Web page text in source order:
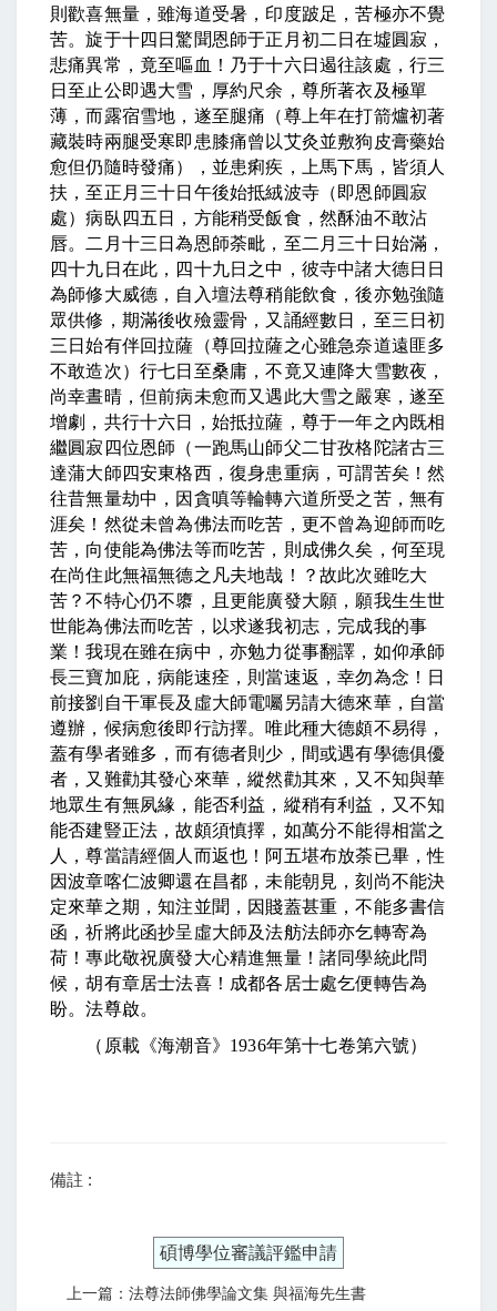
則歡喜無量，雖海道受暑，印度跛足，苦極亦不覺
苦。旋于十四日驚聞恩師于正月初二日在墟圓寂，
悲痛異常，竟至嘔血！乃于十六日遏往該處，行三
日至止公即遇大雪，厚約尺余，尊所著衣及極單
薄，而露宿雪地，遂至腿痛（尊上年在打箭爐初著
藏裝時兩腿受寒即患膝痛曾以艾灸並敷狗皮膏藥始
愈但仍隨時發痛），並患痢疾，上馬下馬，皆須人
扶，至正月三十日 午後始抵絨波寺（即恩師圓寂
處）病臥四五日，方能稍受飯食，然酥油不敢沾
唇。 二月十三日為恩師荼毗，至二月三十日始滿，
四十九日在此，四十九日之中，彼寺中諸大德日日
為師修大威德，自入壇法尊稍能飲食，後亦勉強隨
眾供修，期滿後收殮靈骨，又誦經數日，至三日初
三日始有伴回拉薩（尊回拉薩之心雖急奈道遠匪多
不敢造次）行七日至桑庸，不竟又連降大雪數夜，
尚幸晝晴，但前病未愈而又遇此大雪之嚴寒，遂至
增劇，共行十六日，始抵拉薩，尊于一年之內既相
繼圓寂四位恩師（一跑馬山師父二甘孜格陀諸古三
達蒲大師四安東格西，復身患重病，可謂苦矣！然
往昔無量劫中，因貪嗔等輪轉六道所受之苦，無有
涯矣！然從未曾為佛法而吃苦，更不曾為迎師而吃
苦，向使能為佛法等而吃苦，則成佛久矣，何至現
在尚住此無福無德之凡夫地哉！？故此次雖吃大
苦？不特心仍不隳，且更能廣發大願，願我生生世
世能為佛法而吃苦，以求遂我初志，完成我的事
業！我現在雖在病中，亦勉力從事翻譯，如仰承師
長三寶加庇，病能速痊，則當速返，幸勿為念！日
前接劉自干軍長及虛大師電囑另請大德來華，自當
遵辦，候病愈後即行訪擇。唯此種大德頗不易得，
蓋有學者雖多，而有德者則少，間或遇有學德俱優
者，又難勸其發心來華，縱然勸其來，又不知與華
地眾生有無夙緣，能否利益，縱稍有利益，又不知
能否建豎正法，故頗須慎擇，如萬分不能得相當之
人，尊當請經個人而返也！阿五堪布放荼已畢，性
因波章喀仁波卿還在昌都，未能朝見，刻尚不能決
定來華之期，知注並聞，因賤蓋甚重，不能多書信
函，祈將此函抄呈虛大師及法舫法師亦乞轉寄為
荷！專此敬祝廣發大心精進無量！諸同學統此問
候，胡有章居士法喜！成都各居士處乞便轉告為
盼。法尊啟。
（原載《海潮音》 1936年第十七卷第六號）
備註 :
碩博學位審議評鑑申請
上一篇：法尊法師佛學論文集 與福海先生書